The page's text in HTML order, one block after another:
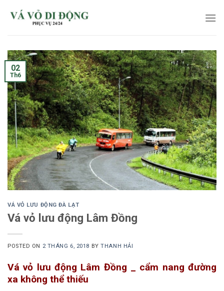
02
Th6
VÁ VỎ LƯU ĐỘNG ĐÀ LẠT
Vá vỏ lưu động Lâm Đồng
POSTED ON 2 THÁNG 6, 2018 BYTHANH HẢI
Vá vỏ lưu động Lâm Đồng _ cẩm nang đường
xa không thể thiếu